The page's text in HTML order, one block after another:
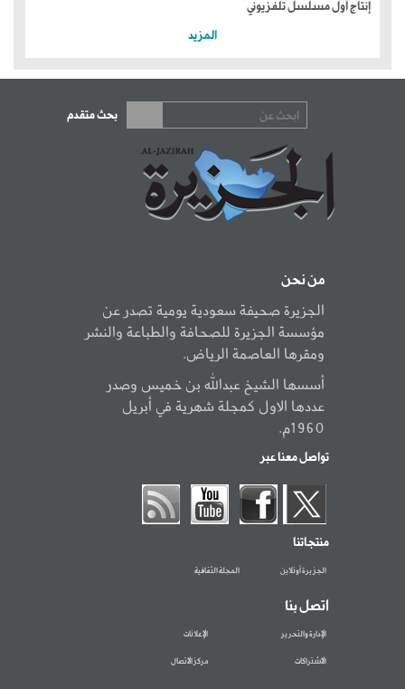
إنتاج أول مسلسل تلفزيوني
المزيد
بحث متقدم
من نحن
الجزيرة صحيفة سعودية يومية تصدر عن
مؤسسة الجزيرة للصحافة والطباعة والنشر
ومقرها العاصمة الرياض.
أسسها الشيخ عبدالله بن خميس وصدر
عددها الاول كمجلة شهرية في أبريل
1960م.
تواصل معنا عبر
منتجاتنا
الجزيرة أونلاين المجلة الثقافية
اتصل بنا
الإدارة والتحرير الإعلانات
الاشتراكات مركز الاتصال